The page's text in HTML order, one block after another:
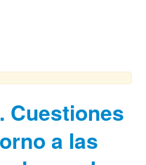
Cuestiones
a las